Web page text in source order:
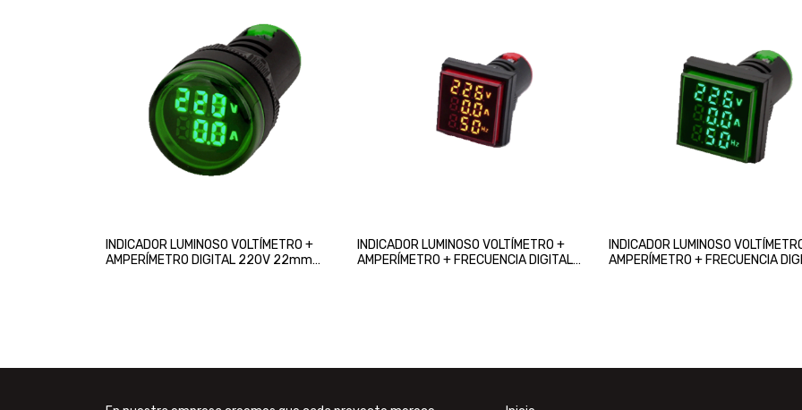
INDICADOR LUMINOSO VOLTÍMETRO +
AMPERÍMETRO DIGITAL 220V 22mm
INDICADOR LUMINOSO VOLTÍMETRO +
AMPERÍMETRO + FRECUENCIA DIGITAL
INDICADOR LUMINOSO
AMPERÍMETRO + FRECUENCIA